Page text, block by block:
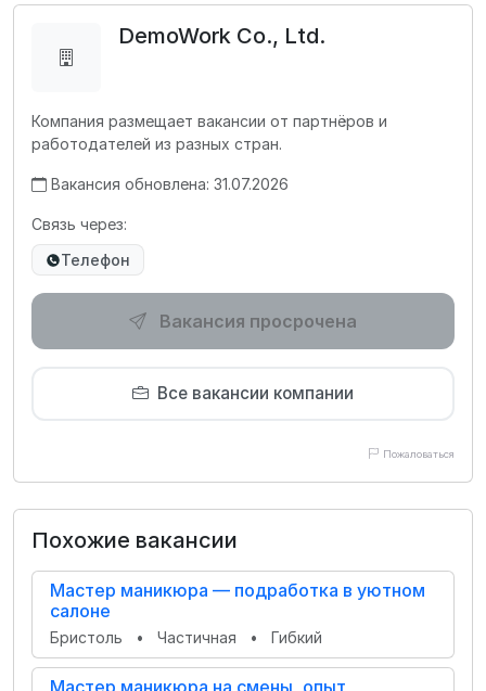
DemoWork Co., Ltd.
Компания размещает вакансии от партнёров и
работодателей из разных стран.
Вакансия обновлена: 31.07.2026
Связь через:
Телефон
Вакансия просрочена
Все вакансии компании
Пожаловаться
Похожие вакансии
Мастер маникюра — подработка в уютном
салоне
Бристоль • Частичная • Гибкий
Мастер маникюра на смены, опыт